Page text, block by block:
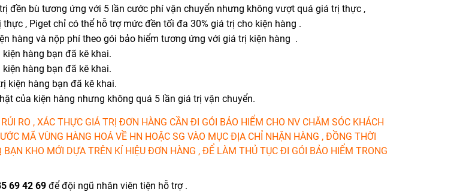
đền bù tương ứng với 5 lần cước phí vận chuyển nhưng không vượt quá giá trị thực ,
, Piget chỉ có thể hỗ trợ mức đền tối đa 30% giá trị cho kiện hàng .
hàng và nộp phí theo gói bảo hiểm tương ứng với giá trị kiện hàng .
hàng bạn đã kê khai.
hàng bạn đã kê khai.
kiện hàng bạn đã kê khai.
của kiện hàng nhưng không quá 5 lần giá trị vận chuyển.
RO , XÁC THỰC GIÁ TRỊ ĐƠN HÀNG CẦN ĐI GÓI BẢO HIỂM CHO NV CHĂM SÓC KHÁCH
MÃ VÙNG HÀNG HOÁ VỀ HN HOẶC SG VÀO MỤC ĐỊA CHỈ NHẬN HÀNG , ĐỒNG THỜI
KHO MỚI DỰA TRÊN KÍ HIỆU ĐƠN HÀNG , ĐỂ LÀM THỦ TỤC ĐI GÓI BẢO HIỂM TRONG
69 42 69 để đội ngũ nhân viên tiện hỗ trợ .